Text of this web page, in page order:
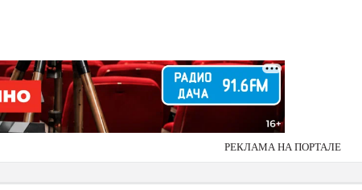
РЕКЛАМА НА ПОРТАЛЕ